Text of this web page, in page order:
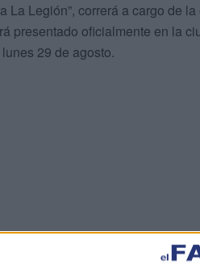
La Legión”, correrá a cargo de
presentado oficialmente en la
29 de agosto.
de
fue el 6 de mayo
González. Con esta